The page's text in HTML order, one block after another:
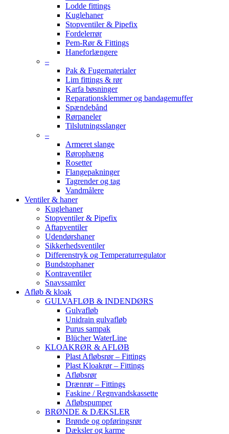
Lodde fittings
Kuglehaner
Stopventiler & Pipefix
Fordelerrør
Pem-Rør & Fittings
Haneforlængere
–
Pak & Fugematerialer
Lim fittings & rør
Karfa bøsninger
Reparationsklemmer og bandagemuffer
Spændebånd
Rørpaneler
Tilslutningsslanger
–
Armeret slange
Rørophæng
Rosetter
Flangepakninger
Tagrender og tag
Vandmålere
Ventiler & haner
Kuglehaner
Stopventiler & Pipefix
Aftapventiler
Udendørshaner
Sikkerhedsventiler
Differenstryk og Temperaturregulator
Bundstophaner
Kontraventiler
Snavssamler
Afløb & kloak
GULVAFLØB & INDENDØRS
Gulvafløb
Unidrain gulvafløb
Purus sampak
Blücher WaterLine
KLOAKRØR & AFLØB
Plast Afløbsrør – Fittings
Plast Kloakrør – Fittings
Afløbsrør
Drænrør – Fittings
Faskine / Regnvandskassette
Afløbspumper
BRØNDE & DÆKSLER
Brønde og opføringsrør
Dæksler og karme